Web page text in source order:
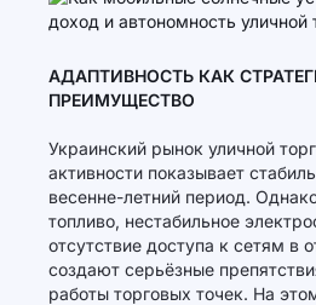
АДАПТИВНОСТЬ КАК
ПРЕИМУЩЕСТВО
Украинский рынок уличной
активности показывает
весенне-летний период.
топливо, нестабильное
отсутствие доступа к сетям в
создают серьёзные
работы торговых точек. На